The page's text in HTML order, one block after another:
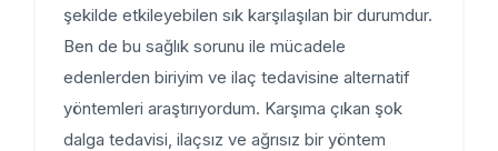
şekilde etkileyebilen sık karşılaşılan bir durumdur.
Ben de bu sağlık sorunu ile mücadele
edenlerden biriyim ve ilaç tedavisine alternatif
yöntemleri araştırıyordum. Karşıma çıkan şok
dalga tedavisi, ilaçsız ve ağrısız bir yöntem